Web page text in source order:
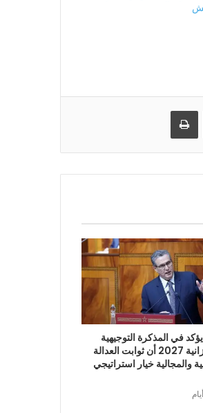
عبر البريد طباعة
في المذكرة التوجيهية
حول ميزانية 2027 أن ثوابت العدالة
والمجالية خيار استراتيجي